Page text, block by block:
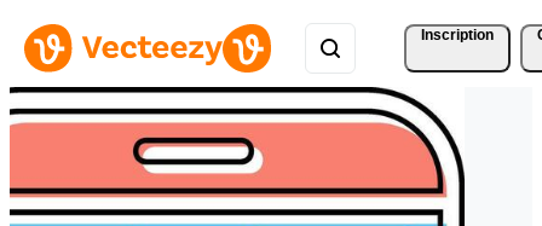
Inscription